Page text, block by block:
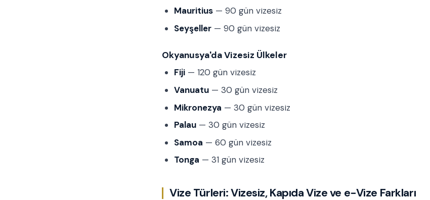
Mauritius — 90 gün vizesiz
Seyşeller — 90 gün vizesiz
Okyanusya'da Vizesiz Ülkeler
Fiji — 120 gün vizesiz
Vanuatu — 30 gün vizesiz
Mikronezya — 30 gün vizesiz
Palau — 30 gün vizesiz
Samoa — 60 gün vizesiz
Tonga — 31 gün vizesiz
Vize Türleri: Vizesiz, Kapıda Vize ve e-Vize Farkları